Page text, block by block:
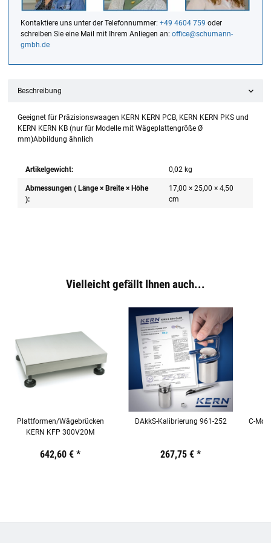
Kontaktiere uns unter der Telefonnummer: +49 4604 759 oder
schreiben Sie eine Mail mit Ihrem Anliegen an: office@schumann-
gmbh.de
Beschreibung
Geeignet für Präzisionswaagen KERN KERN PCB, KERN KERN PKS und
KERN KERN KB (nur für Modelle mit Wägeplattengröße Ø
mm)Abbildung ähnlich
Artikelgewicht: 0,02 kg
Abmessungen ( Länge × Breite × Höhe
):
17,00 × 25,00 × 4,50
cm
Vielleicht gefällt Ihnen auch...
Plattformen/Wägebrücken
KERN KFP 300V20M
19,44 €inkl. 19% USt.
642,60 € *
DAkkS-Kalibrierung 961-252
19,44 €inkl. 19% USt.
267,75 € *
C-